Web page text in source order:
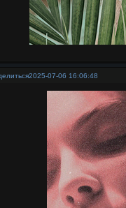
2025-07-06 16:06:48